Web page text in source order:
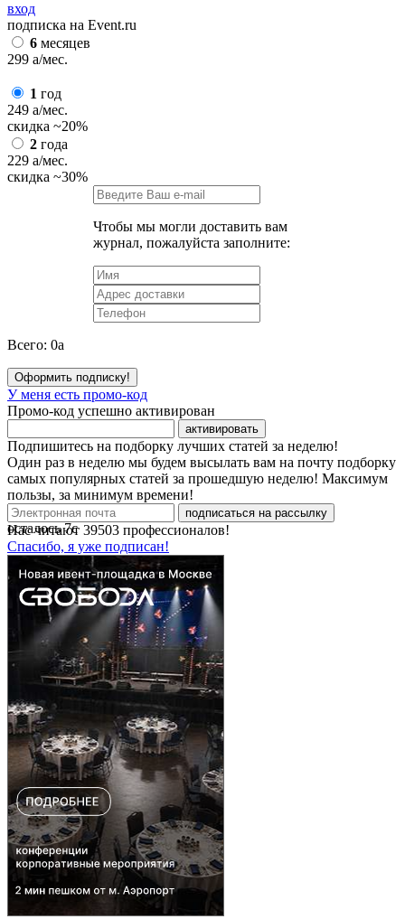
вход
подписка на Event.ru
6 месяцев
299 a/мес.
1 год
249 a/мес.
скидка ~20%
2 года
229 a/мес.
скидка ~30%
Чтобы мы могли доставить вам
журнал, пожалуйста заполните:
Всего: 0a
Оформить подписку!
У меня есть промо-код
Промо-код успешно активирован
активировать
Подпишитесь на подборку лучших статей за неделю!
Один раз в неделю мы будем высылать вам на почту подборку
самых популярных статей за прошедшую неделю! Максимум
пользы, за минимум времени!
подписаться на рассылку
Нас читают 39503 профессионалов!
Спасибо, я уже подписан!
осталось7с